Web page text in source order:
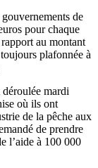
de
pour chaque
au montant
plafonnée à
mardi
où ils ont
de la pêche aux
de prendre
l’aide à 100 000